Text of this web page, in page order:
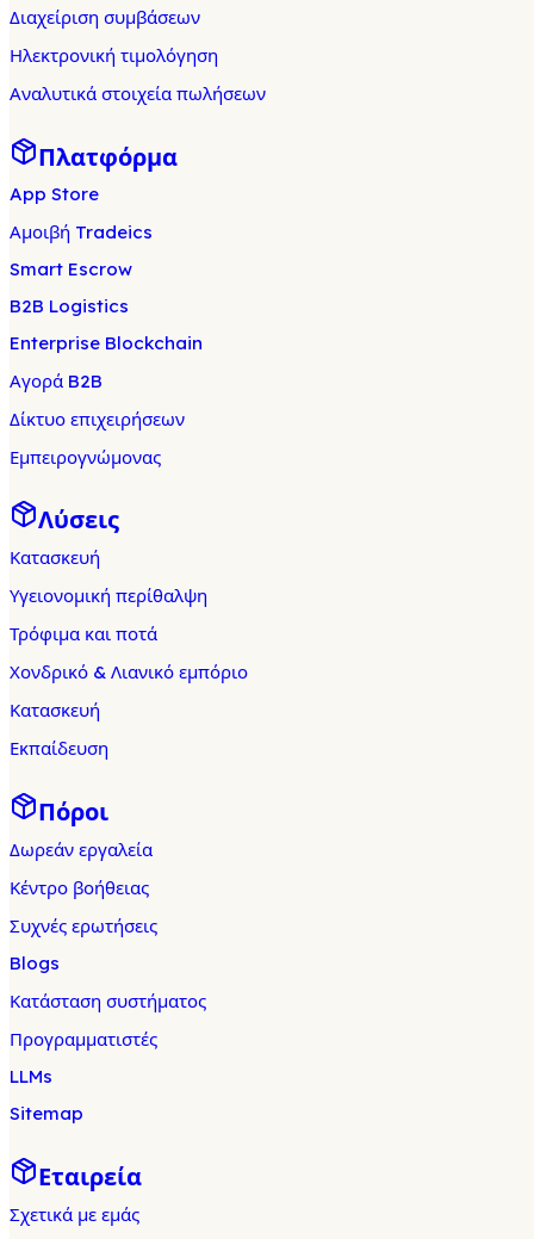
Διαχείριση συμβάσεων
Ηλεκτρονική τιμολόγηση
Αναλυτικά στοιχεία πωλήσεων
Πλατφόρμα
App Store
Αμοιβή Tradeics
Smart Escrow
B2B Logistics
Enterprise Blockchain
Αγορά B2B
Δίκτυο επιχειρήσεων
Εμπειρογνώμονας
Λύσεις
Κατασκευή
Υγειονομική περίθαλψη
Τρόφιμα και ποτά
Χονδρικό & Λιανικό εμπόριο
Κατασκευή
Εκπαίδευση
Πόροι
Δωρεάν εργαλεία
Κέντρο βοήθειας
Συχνές ερωτήσεις
Blogs
Κατάσταση συστήματος
Προγραμματιστές
LLMs
Sitemap
Εταιρεία
Σχετικά με εμάς